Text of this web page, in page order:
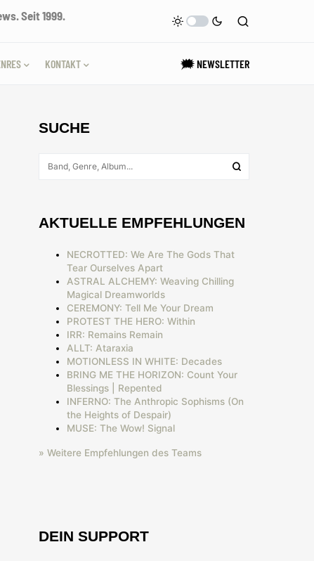
Seit 1999.
KONTAKT 🗯 NEWSLETTER
SUCHE
AKTUELLE EMPFEHLUNGEN
NECROTTED: We Are The Gods That
Tear Ourselves Apart
ASTRAL ALCHEMY: Weaving Chilling
Magical Dreamworlds
CEREMONY: Tell Me Your Dream
PROTEST THE HERO: Within
IRR: Remains Remain
ALLT: Ataraxia
MOTIONLESS IN WHITE: Decades
BRING ME THE HORIZON: Count Your
Blessings | Repented
INFERNO: The Anthropic Sophisms (On
the Heights of Despair)
MUSE: The Wow! Signal
» Weitere Empfehlungen des Teams
DEIN SUPPORT